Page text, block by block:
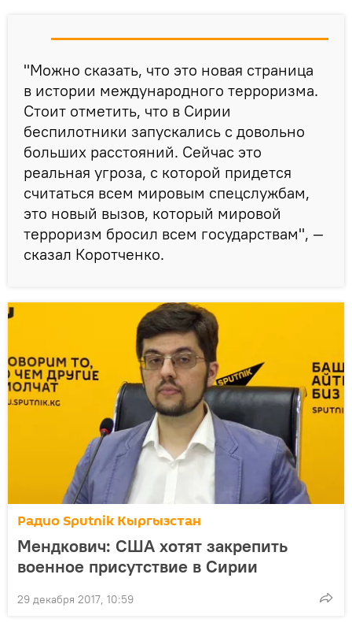
"Можно сказать, что это новая страница
в истории международного терроризма.
Стоит отметить, что в Сирии
беспилотники запускались с довольно
больших расстояний. Сейчас это
реальная угроза, с которой придется
считаться всем мировым спецслужбам,
это новый вызов, который мировой
терроризм бросил всем государствам", —
сказал Коротченко.
Радио Sputnik Кыргызстан
Мендкович: США хотят закрепить
военное присутствие в Сирии
29 декабря 2017, 10:59